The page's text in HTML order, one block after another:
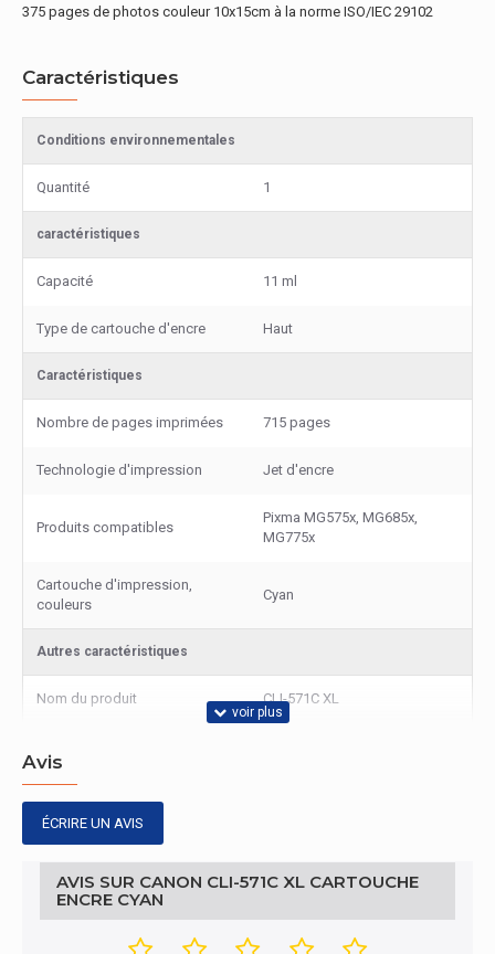
375 pages de photos couleur 10x15cm à la norme ISO/IEC 29102
Caractéristiques
Conditions environnementales
Quantité 1
caractéristiques
Capacité 11 ml
Type de cartouche d'encre Haut
Caractéristiques
Nombre de pages imprimées 715 pages
Technologie d'impression Jet d'encre
Produits compatibles
Pixma MG575x, MG685x,
MG775x
Cartouche d'impression,
couleurs
Cyan
Autres caractéristiques
Nom du produit CLI-571C XL
Avis
ÉCRIRE UN AVIS
AVIS SUR CANON CLI-571C XL CARTOUCHE
ENCRE CYAN